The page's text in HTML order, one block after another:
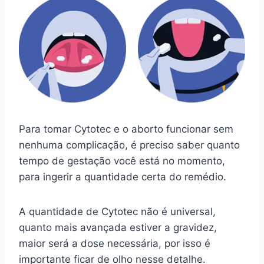
Para tomar Cytotec e o aborto funcionar sem
nenhuma complicação, é preciso saber quanto
tempo de gestação você está no momento,
para ingerir a quantidade certa do remédio.
A quantidade de Cytotec não é universal,
quanto mais avançada estiver a gravidez,
maior será a dose necessária, por isso é
importante ficar de olho nesse detalhe.